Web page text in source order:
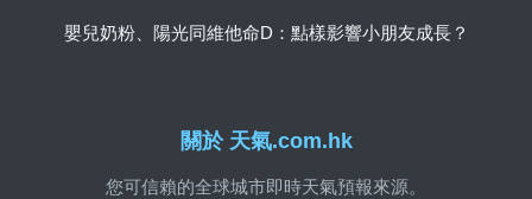
關於 天氣.com.hk
您可信賴的全球城市即時天氣預報來源。
嬰兒奶粉、陽光同維他命D：點樣影響小朋友成長？